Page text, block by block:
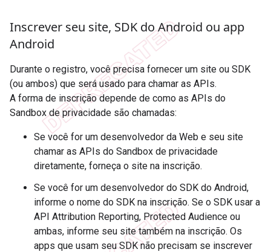
Inscrever seu site, SDK do Android ou app
Android
Durante o registro, você precisa fornecer um site ou SDK
(ou ambos) que será usado para chamar as APIs.
A forma de inscrição depende de como as APIs do
Sandbox de privacidade são chamadas:
Se você for um desenvolvedor da Web e seu site
chamar as APIs do Sandbox de privacidade
diretamente, forneça o site na inscrição.
Se você for um desenvolvedor do SDK do Android,
informe o nome do SDK na inscrição. Se o SDK usar a
API Attribution Reporting, Protected Audience ou
ambas, informe seu site também na inscrição. Os
apps que usam seu SDK não precisam se inscrever